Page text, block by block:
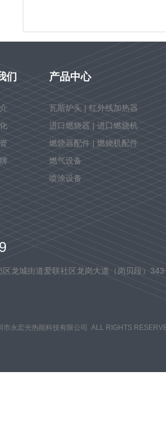
们 产品中心
瓦斯炉头 | 红外线加热器
进口燃烧器 | 进口燃烧机
燃烧器配件 | 燃烧机配件
燃气设备
喷涂设备
龙城街道爱联社区龙岗大道（岗贝段）343
市永宏光热能科技有限公司 ALL RIGHTS